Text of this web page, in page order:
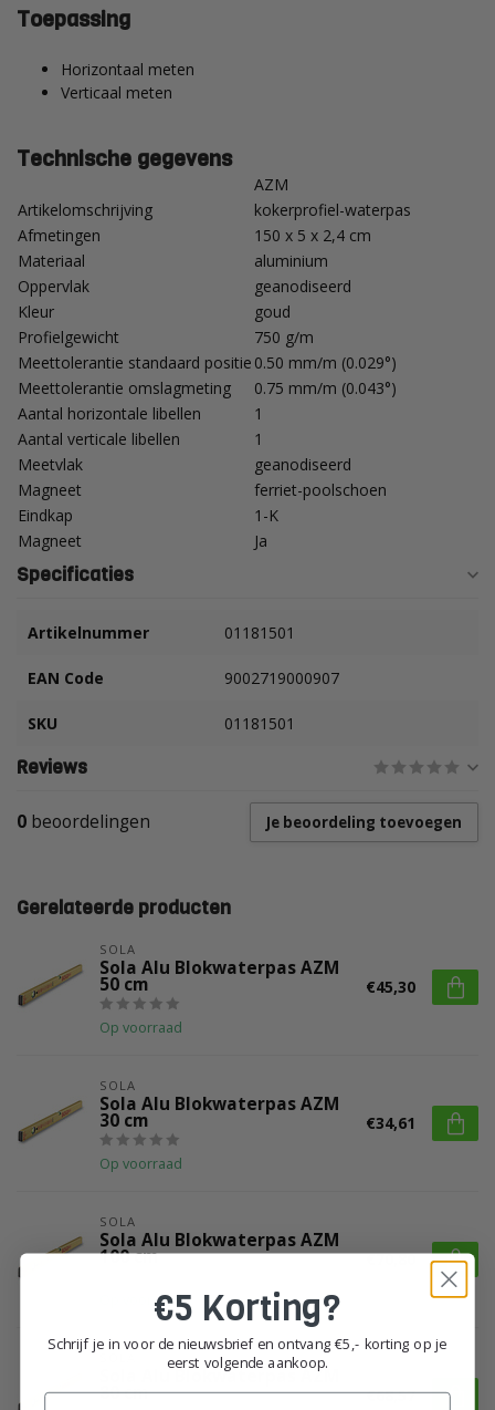
Toepassing
Horizontaal meten
Verticaal meten
Technische gegevens
AZM
Artikelomschrijving
kokerprofiel-waterpas
Afmetingen
150 x 5 x 2,4 cm
Materiaal
aluminium
Oppervlak
geanodiseerd
Kleur
goud
Profielgewicht
750 g/m
Meettolerantie standaard positie 0.50 mm/m (0.029°)
Meettolerantie omslagmeting
0.75 mm/m (0.043°)
Aantal horizontale libellen
1
Aantal verticale libellen
1
Meetvlak
geanodiseerd
Magneet
ferriet-poolschoen
Eindkap
1-K
Magneet
Ja
Specificaties
Artikelnummer 01181501
EAN Code 9002719000907
SKU 01181501
Reviews
0 beoordelingen Je beoordeling toevoegen
Gerelateerde producten
SOLA
Sola Alu Blokwaterpas AZM
50 cm
Op voorraad
€45,30
SOLA
Sola Alu Blokwaterpas AZM
30 cm
Op voorraad
€34,61
SOLA
Sola Alu Blokwaterpas AZM
100 cm
Op voorraad
€70,80
Sola Alu Blokwaterpas AZM
80 cm €68,57
€5 Korting?
Schrijf je in voor de nieuwsbrief en ontvang €5,- korting op je
eerst volgende aankoop.
Email